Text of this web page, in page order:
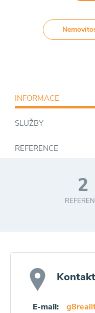
INFORMACE
SLUŽBY
REFERENCE
2
E-mail: